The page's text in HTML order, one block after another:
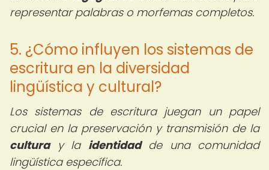
representar palabras o morfemas completos.
5. ¿Cómo influyen los sistemas de
escritura en la diversidad
lingüística y cultural?
Los sistemas de escritura juegan un papel
crucial en la preservación y transmisión de la
culturay la identidadde una comunidad
lingüística específica.